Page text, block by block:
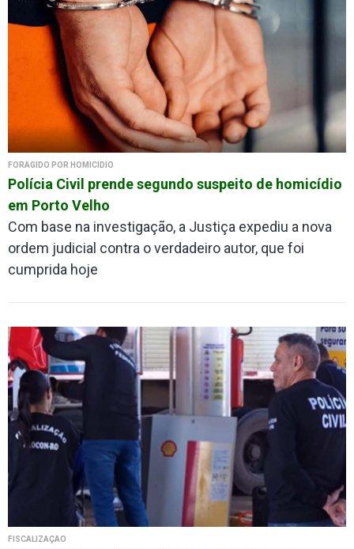
FORAGIDO POR HOMICÍDIO
Polícia Civil prende segundo suspeito de homicídio
em Porto Velho
Com base na investigação, a Justiça expediu a nova
ordem judicial contra o verdadeiro autor, que foi
cumprida hoje
FISCALIZAÇÃO